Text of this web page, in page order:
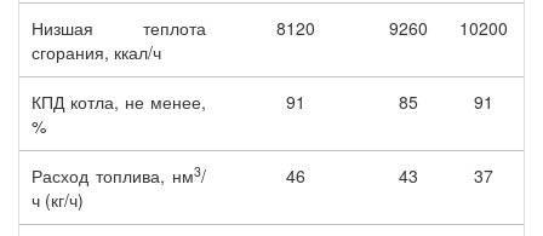
Низшая теплота
сгорания, ккал/ч
8120 9260 10200
КПД котла, не менее,
%
91 85 91
Расход топлива, нм3/
ч (кг/ч)
46 43 37